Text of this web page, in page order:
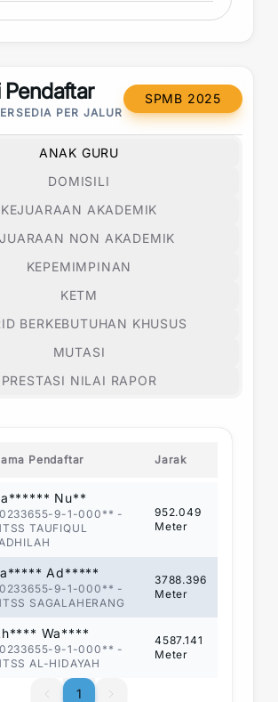
PER JALUR
SPMB 2025
ANAK GURU
DOMISILI
KEJUARAAN AKADEMIK
NON AKADEMIK
KEPEMIMPINAN
KETM
BERKEBUTUHAN KHUSUS
MUTASI
PRESTASI NILAI RAPOR
Pendaftar Jarak
Nu**
9-1-000** -
TAUFIQUL
952.049
Meter
Ad*****
9-1-000** -
SAGALAHERANG
3788.396
Meter
Wa****
9-1-000** -
AL-HIDAYAH
4587.141
Meter
1
1